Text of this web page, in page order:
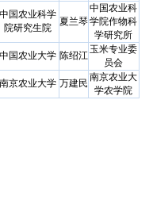
中国农业科学
院研究生院
夏兰琴
中国农业科
学院作物科
学研究所
中国农业大学 陈绍江
玉米专业委
员会
南京农业大学 万建民
南京农业大
学农学院